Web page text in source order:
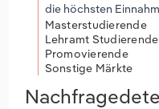
die höchsten
Masterstudierende
Lehramt Studierende
Promovierende
Sonstige Märkte